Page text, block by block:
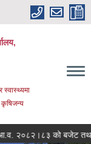
स्वास्थ्यमा
कृषिजन्य
२०८२।८३ को बजेट तथा